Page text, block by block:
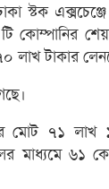
স্টক
কোম্পানির
লাখ টাকার
মোট ৭১ লাখ
মাধ্যমে ৬১